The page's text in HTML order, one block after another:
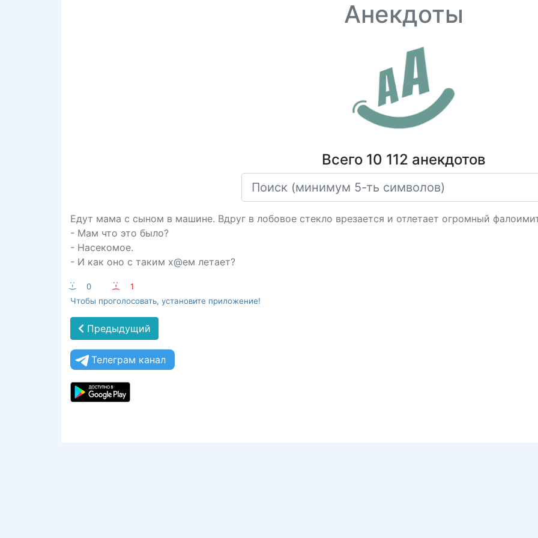
Анекдоты
Всего 10 112 анекдотов
Едут мама с сыном в машине. Вдруг в лобовое стекло врезается и отлетает огромный
- Мам что это было?
- Насекомое.
- И как оно с таким х@ем летает?
:-) 0 :-(
1
Чтобы проголосовать, установите приложение!
Предыдущий
Телеграм канал